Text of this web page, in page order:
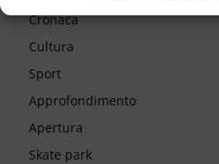
Cronaca
Cultura
Sport
Approfondimento
Apertura
Skate park